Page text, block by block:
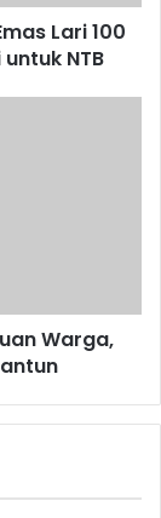
Lari 100
NTB
Warga,